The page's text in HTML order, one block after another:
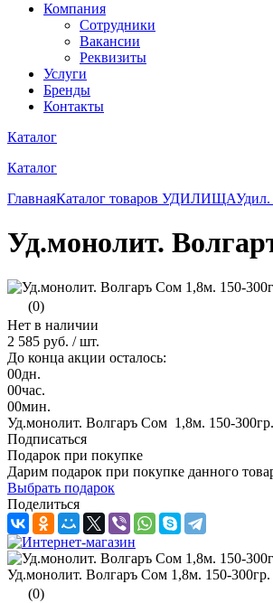
Компания
Сотрудники
Вакансии
Реквизиты
Услуги
Бренды
Контакты
Каталог
Каталог
ГлавнаяКаталог товаров УДИЛИЩАУдил.
Уд.монолит.
(0)
Нет в наличии
2 585 руб. / шт.
До конца акции осталось:
00дн.
00час.
00мин.
Уд.монолит. Волгаръ Cом 1,8м. 150-
Подписаться
Подарок при покупке
Дарим подарок при покупке данного
Выбрать подарок
Поделиться
Уд.монолит. Волгаръ Cом 1,8м. 150-
(0)